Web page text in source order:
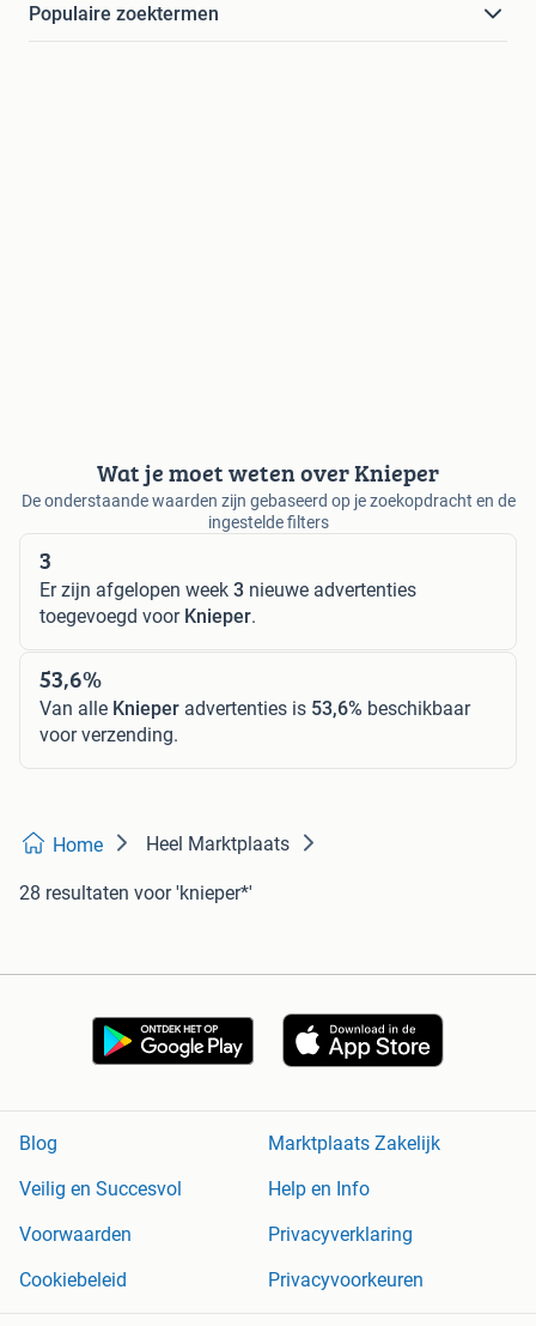
Populaire zoektermen
Wat je moet weten over Knieper
De onderstaande waarden zijn gebaseerd op je zoekopdracht en de
ingestelde filters
3
Er zijn afgelopen week 3 nieuwe advertenties
toegevoegd voor Knieper.
53,6%
Van alle Knieper advertenties is 53,6% beschikbaar
voor verzending.
Home Heel Marktplaats
28 resultaten voor 'knieper*'
Blog
Marktplaats Zakelijk
Veilig en Succesvol
Help en Info
Voorwaarden
Privacyverklaring
Cookiebeleid
Privacyvoorkeuren